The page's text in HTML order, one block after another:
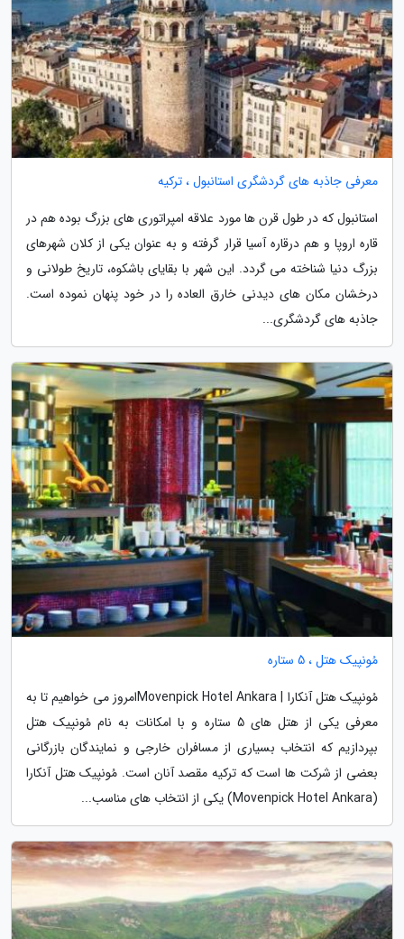
معرفی جاذبه های گردشگری استانبول ، ترکیه
استانبول که در طول قرن ها مورد علاقه امپراتوری های بزرگ بوده هم در
قاره اروپا و هم درقاره آسیا قرار گرفته و به عنوان یکی از کلان شهرهای
بزرگ دنیا شناخته می گردد. این شهر با بقایای باشکوه، تاریخ طولانی و
درخشان مکان های دیدنی خارق العاده را در خود پنهان نموده است.
جاذبه های گردشگری...
مُونپیک هتل ، 5 ستاره
مُونپیک هتل آنکارا | Movenpick Hotel Ankaraامروز می خواهیم تا به
معرفی یکی از هتل های 5 ستاره و با امکانات به نام مُونپیک هتل
بپردازیم که انتخاب بسیاری از مسافران خارجی و نمایندگان بازرگانی
بعضی از شرکت ها است که ترکیه مقصد آنان است. مُونپیک هتل آنکارا
(Movenpick Hotel Ankara) یکی از انتخاب های مناسب...